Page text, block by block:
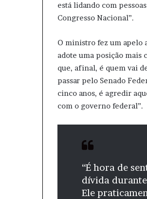
está lidando com
Congresso Nacional”.
O ministro fez um apelo
adote uma posição
que, afinal, é quem vai
passar pelo Senado
cinco anos, é agredir
com o governo federal”.
“É hora de
dívida
Ele